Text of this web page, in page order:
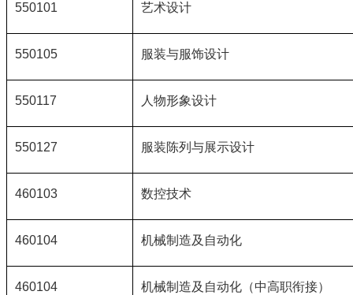
550101 艺术设计
550105 服装与服饰设计
550117 人物形象设计
550127 服装陈列与展示设计
460103 数控技术
460104 机械制造及自动化
460104 机械制造及自动化（中高职衔接）